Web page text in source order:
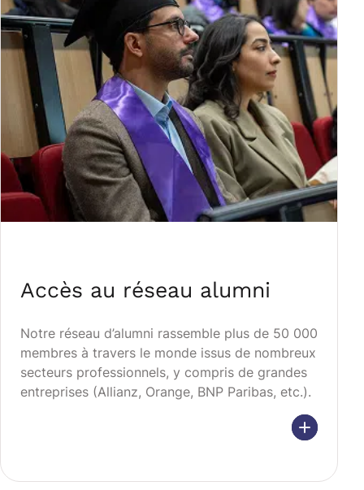
Accès au réseau alumni
Notre réseau d’alumni rassemble plus de 50 000
membres à travers le monde issus de nombreux
secteurs professionnels, y compris de grandes
entreprises (Allianz, Orange, BNP Paribas, etc.).